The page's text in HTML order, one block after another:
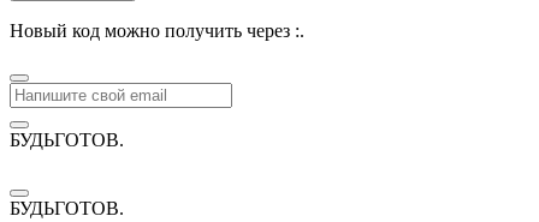
Новый код можно получить через :.
БУДЬГОТОВ.
БУДЬГОТОВ.